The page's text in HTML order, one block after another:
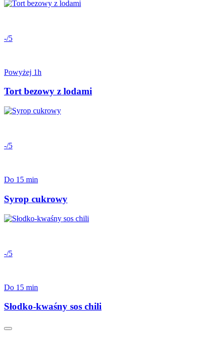
-/5
Powyżej 1h
Tort bezowy z lodami
-/5
Do 15 min
Syrop cukrowy
-/5
Do 15 min
Słodko-kwaśny sos chili